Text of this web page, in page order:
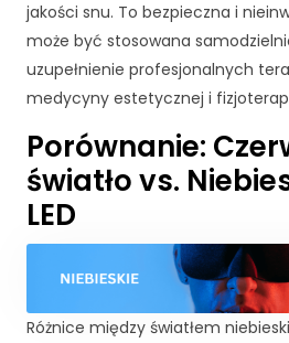
jakości snu. To bezpieczna i
może być stosowana
uzupełnienie profesjonalnych
medycyny estetycznej i
Porównanie:
światło vs.
LED
Różnice między światłem
a
t
st
y
k
a
A
ś
m